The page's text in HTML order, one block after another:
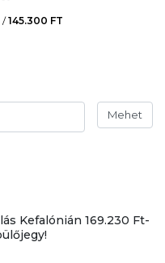
/145.300 FT
Mehet
Kefalónián 169.230 Ft-